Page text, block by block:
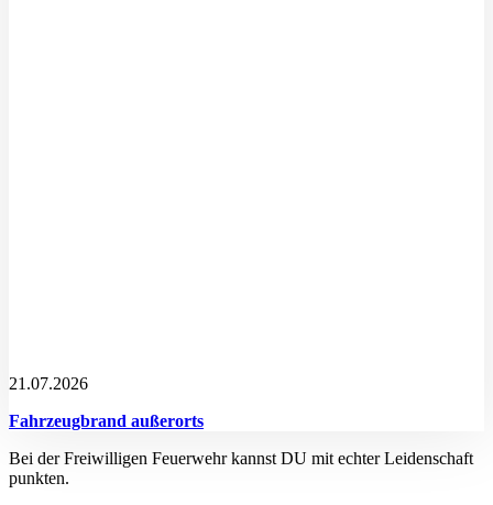
21.07.2026
Fahrzeugbrand außerorts
Bei der Freiwilligen Feuerwehr kannst DU mit echter Leidenschaft
punkten.